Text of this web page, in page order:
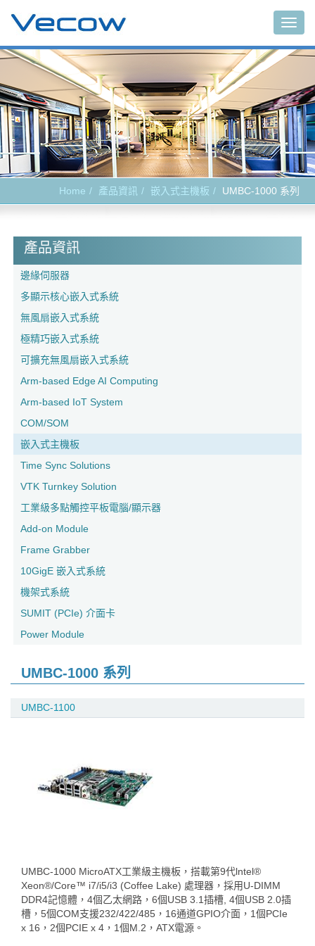
Home 產品資訊 嵌入式主機板 UMBC-1000 系列
產品資訊
邊緣伺服器
多顯示核心嵌入式系統
無風扇嵌入式系統
極精巧嵌入式系統
可擴充無風扇嵌入式系統
Arm-based Edge AI Computing
Arm-based IoT System
COM/SOM
嵌入式主機板
Time Sync Solutions
VTK Turnkey Solution
工業級多點觸控平板電腦/顯示器
Add-on Module
Frame Grabber
10GigE 嵌入式系統
機架式系統
SUMIT (PCIe) 介面卡
Power Module
UMBC-1000 系列
UMBC-1100
UMBC-1000 MicroATX工業級主機板，搭載第9代lntel®
Xeon®/Core™ i7/i5/i3 (Coffee Lake) 處理器，採用U-DIMM
DDR4記憶體，4個乙太網路，6個USB 3.1插槽, 4個USB 2.0插
槽，5個COM支援232/422/485，16通道GPIO介面，1個PCIe
x 16，2個PCIE x 4，1個M.2，ATX電源。